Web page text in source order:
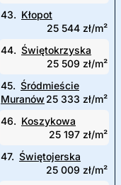
43. Kłopot
25 544 zł/m²
44. Świętokrzyska
25 509 zł/m²
45. Śródmieście
Muranów 25 333 zł/m²
46. Koszykowa
25 197 zł/m²
47. Świętojerska
25 009 zł/m²